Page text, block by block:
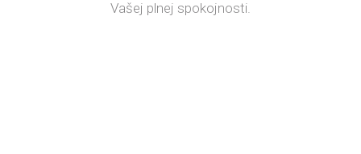
Vašej plnej spokojnosti.